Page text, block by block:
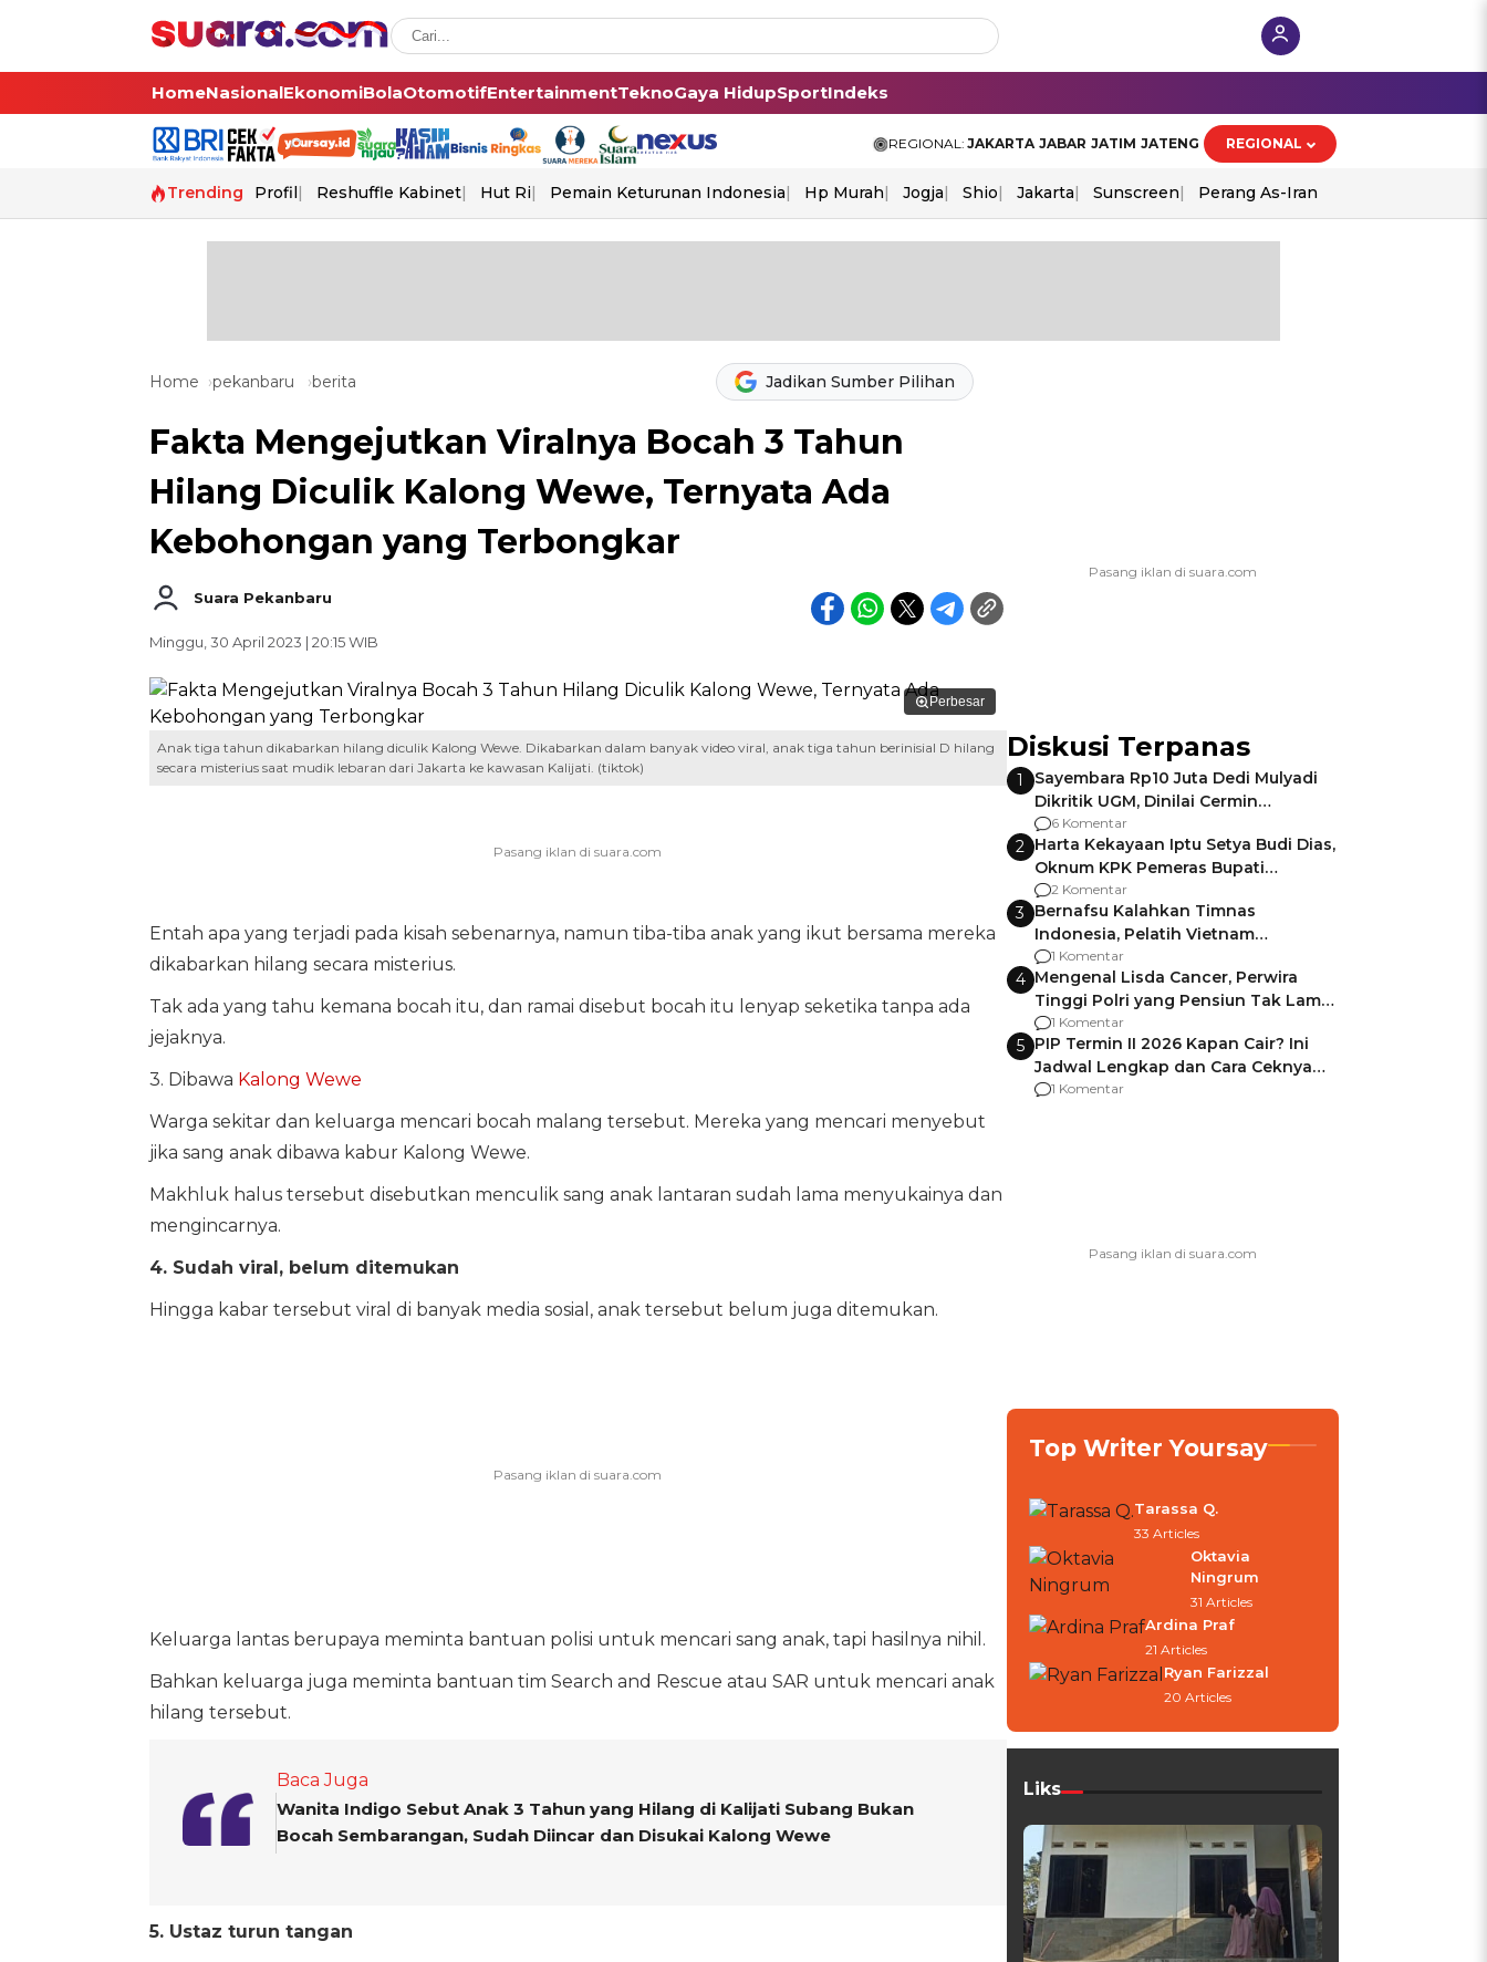
HomeNasionalEkonomiBolaOtomotifEntertainmentTeknoGaya HidupSportIndeks
REGIONAL: JAKARTA JABAR JATIM JATENG REGIONAL
Trending Profil Reshuffle Kabinet Hut Ri Pemain Keturunan Indonesia Hp Murah Jogja Shio Jakarta Sunscreen Perang As-Iran
Home pekanbaru berita Jadikan Sumber Pilihan
Fakta Mengejutkan Viralnya Bocah 3 Tahun
Hilang Diculik Kalong Wewe, Ternyata Ada
Kebohongan yang Terbongkar
Suara Pekanbaru
Minggu, 30 April 2023 | 20:15 WIB
Perbesar
Anak tiga tahun dikabarkan hilang diculik Kalong Wewe. Dikabarkan dalam banyak video viral, anak tiga tahun berinisial D hilang
secara misterius saat mudik lebaran dari Jakarta ke kawasan Kalijati. (tiktok)
Entah apa yang terjadi pada kisah sebenarnya, namun tiba-tiba anak yang ikut bersama mereka
dikabarkan hilang secara misterius.
Tak ada yang tahu kemana bocah itu, dan ramai disebut bocah itu lenyap seketika tanpa ada
jejaknya.
3. Dibawa Kalong Wewe
Warga sekitar dan keluarga mencari bocah malang tersebut. Mereka yang mencari menyebut
jika sang anak dibawa kabur Kalong Wewe.
Makhluk halus tersebut disebutkan menculik sang anak lantaran sudah lama menyukainya dan
mengincarnya.
4. Sudah viral, belum ditemukan
Hingga kabar tersebut viral di banyak media sosial, anak tersebut belum juga ditemukan.
Keluarga lantas berupaya meminta bantuan polisi untuk mencari sang anak, tapi hasilnya nihil.
Bahkan keluarga juga meminta bantuan tim Search and Rescue atau SAR untuk mencari anak
hilang tersebut.
Baca Juga
Wanita Indigo Sebut Anak 3 Tahun yang Hilang di Kalijati Subang Bukan
Bocah Sembarangan, Sudah Diincar dan Disukai Kalong Wewe
5. Ustaz turun tangan
Diskusi Terpanas
1
Sayembara Rp10 Juta Dedi Mulyadi
Dikritik UGM, Dinilai Cermin
Gagalnya Negara Jamin Keamanan
6 Komentar
2 Harta Kekayaan Iptu Setya Budi Dias,
Oknum KPK Pemeras Bupati
Pemalang
2 Komentar
3 Bernafsu Kalahkan Timnas
Indonesia, Pelatih Vietnam
Berencana Pakai Jimat di Pakansari
1 Komentar
4 Mengenal Lisda Cancer, Perwira
Tinggi Polri yang Pensiun Tak Lama
Usai Jadi Brigjen
1 Komentar
5 PIP Termin II 2026 Kapan Cair? Ini
Jadwal Lengkap dan Cara Ceknya
agar Dana Tidak Hangus!
1 Komentar
Top Writer Yoursay
Tarassa Q.
33 Articles
Oktavia
Ningrum
31 Articles
Ardina Praf
21 Articles
Ryan Farizzal
20 Articles
Liks